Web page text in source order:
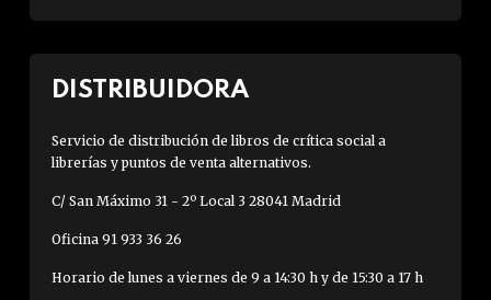
DISTRIBUIDORA
Servicio de distribución de libros de crítica social a
librerías y puntos de venta alternativos.
C/ San Máximo 31 - 2º Local 3 28041 Madrid
Oficina 91 933 36 26
Horario de lunes a viernes de 9 a 14:30 h y de 15:30 a 17 h